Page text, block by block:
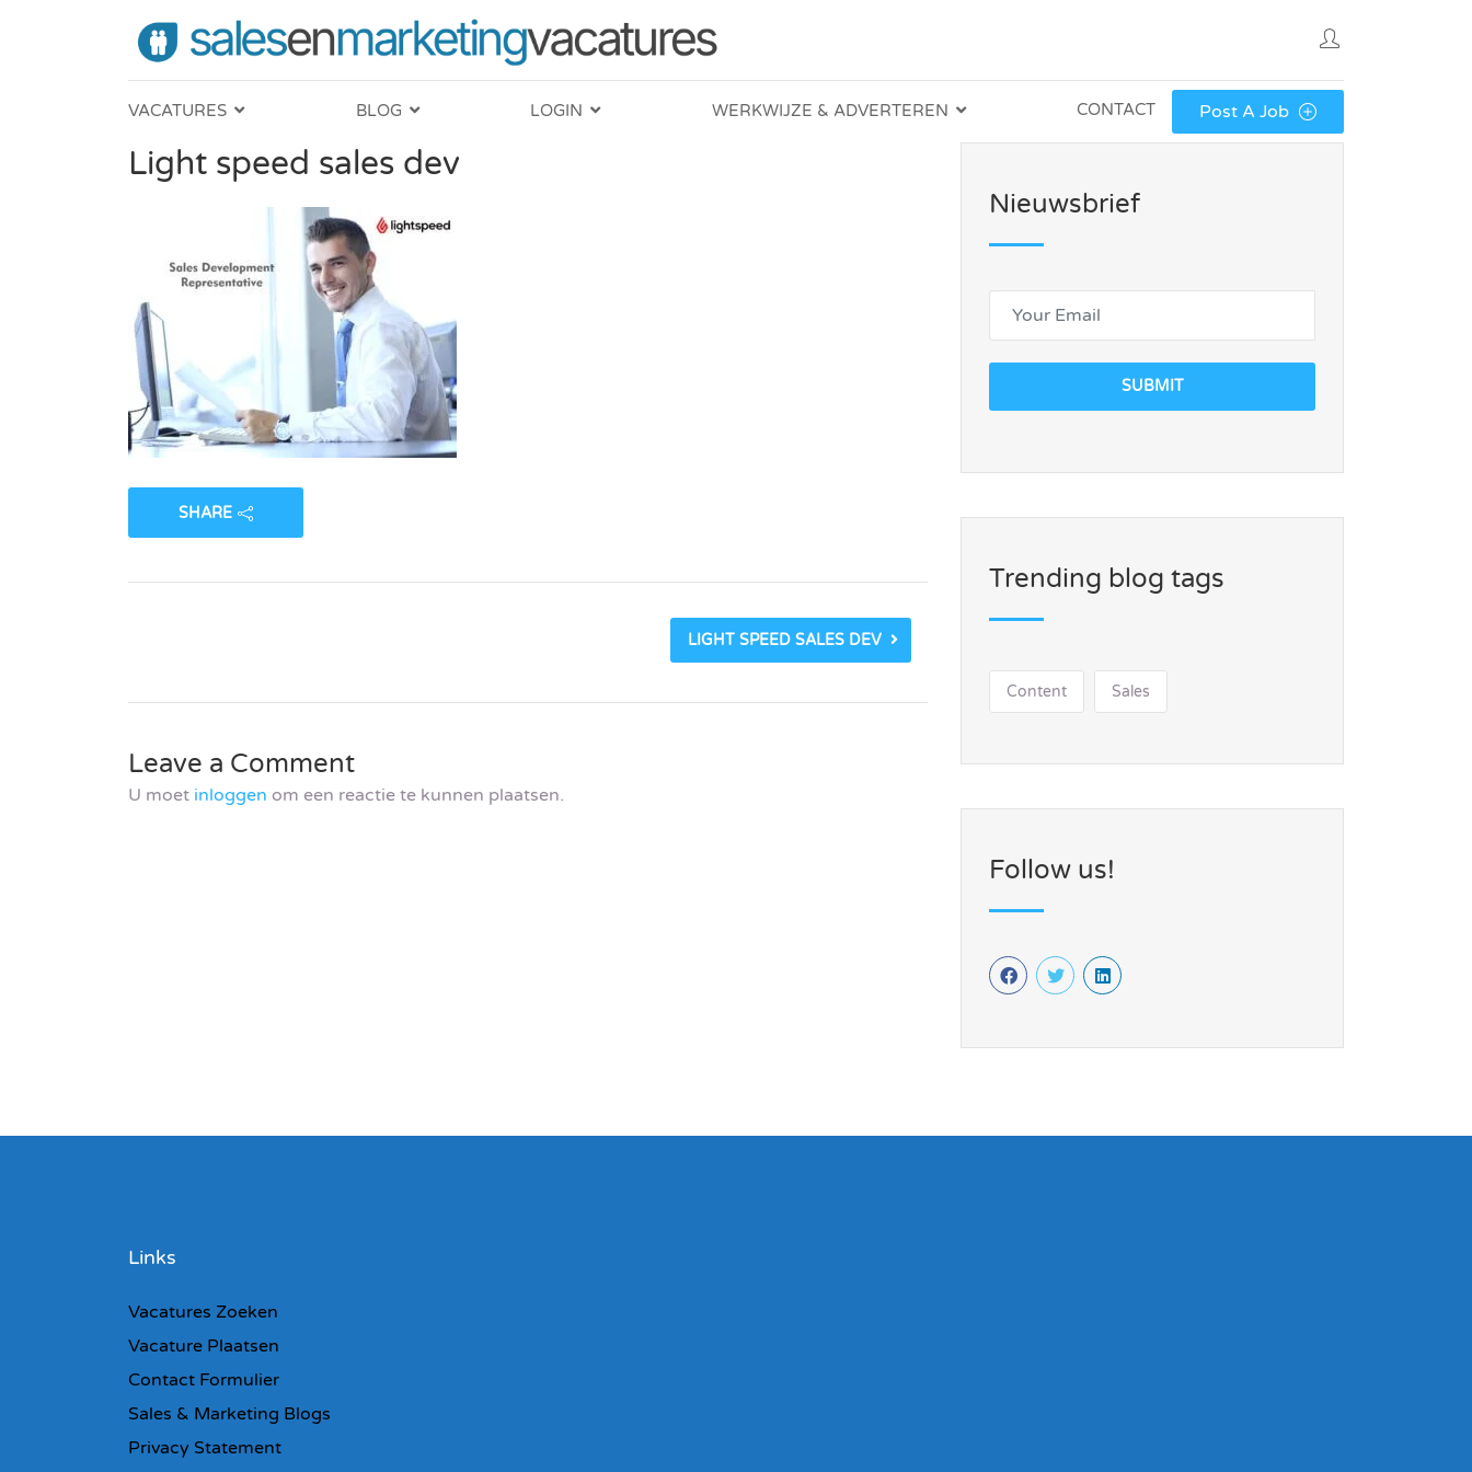
VACATURES BLOG LOGIN WERKWIJZE & ADVERTEREN CONTACT Post A Job
Light speed sales dev
SHARE
LIGHT SPEED SALES DEV
Leave a Comment
U moet inloggen om een reactie te kunnen plaatsen.
Nieuwsbrief
SUBMIT
Trending blog tags
Content Sales
Follow us!
Links
Vacatures Zoeken
Vacature Plaatsen
Contact Formulier
Sales & Marketing Blogs
Privacy Statement